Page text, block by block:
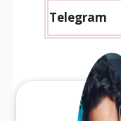
Telegram